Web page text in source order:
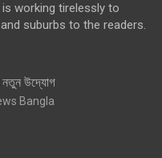
working tirelessly to
suburbs to the readers.
নতুন উদ্যোগ
Bangla